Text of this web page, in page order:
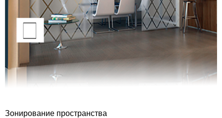
Зонирование пространства